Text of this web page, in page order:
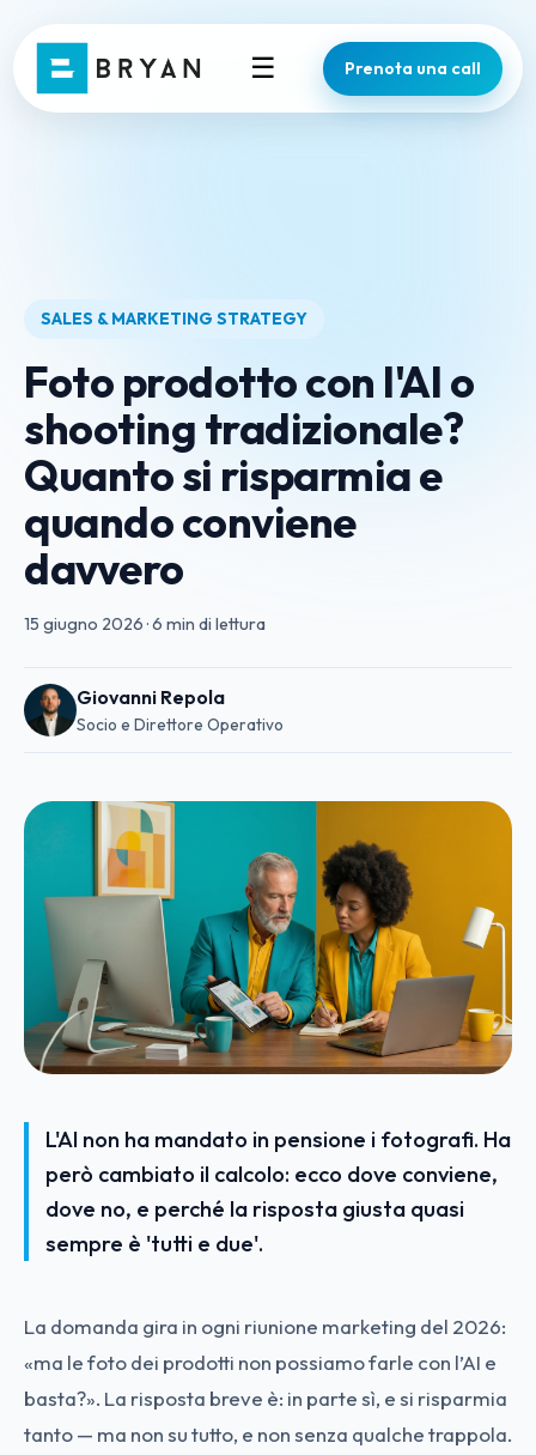
☰ Prenota una call
SALES & MARKETING STRATEGY
Foto prodotto con l'AI o
shooting tradizionale?
Quanto si risparmia e
quando conviene
davvero
15 giugno 2026 ·6 min di lettura
Giovanni Repola
Socio e Direttore Operativo
L'AI non ha mandato in pensione i fotografi. Ha
però cambiato il calcolo: ecco dove conviene,
dove no, e perché la risposta giusta quasi
sempre è 'tutti e due'.
La domanda gira in ogni riunione marketing del 2026:
«ma le foto dei prodotti non possiamo farle con l’AI e
basta?». La risposta breve è: in parte sì, e si risparmia
tanto — ma non su tutto, e non senza qualche trappola.